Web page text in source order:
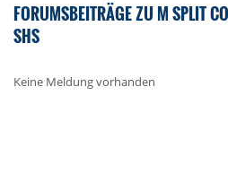
FORUMSBEITRÄGE ZU M SPLIT
SHS
Keine Meldung vorhanden